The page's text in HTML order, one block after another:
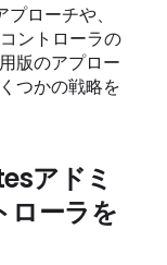
ローチや、
ントローラの
版のアプロー
つかの戦略を
アドミ
ローラを